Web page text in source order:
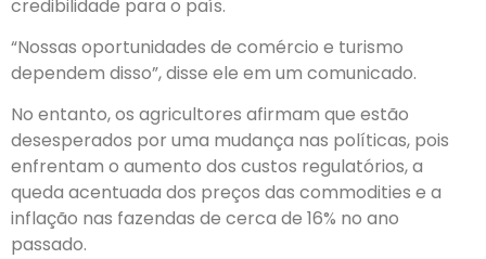
credibilidade para o país.
“Nossas oportunidades de comércio e turismo
dependem disso”, disse ele em um comunicado.
No entanto, os agricultores afirmam que estão
desesperados por uma mudança nas políticas, pois
enfrentam o aumento dos custos regulatórios, a
queda acentuada dos preços das commodities e a
inflação nas fazendas de cerca de 16% no ano
passado.